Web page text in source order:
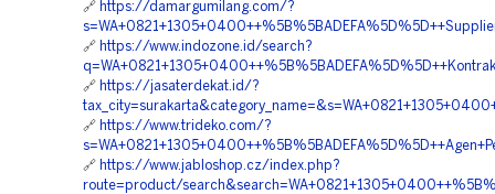
🔗 https://damargumilang.com/?
🔗 https://www.indozone.id/search?
🔗 https://jasaterdekat.id/?
🔗 https://www.trideko.com/?
🔗 https://www.jabloshop.cz/index.php?
route=product/